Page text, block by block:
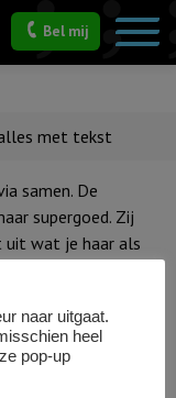
Bel mij
met tekst
samen. De
supergoed. Zij
wat je haar als
slogan. Welke
top. En dan
haar samen te
heel prettig.
naar uitgaat.
heel
pop-up